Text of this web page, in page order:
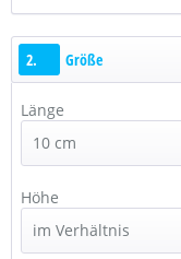
2. Größe
Länge
Höhe